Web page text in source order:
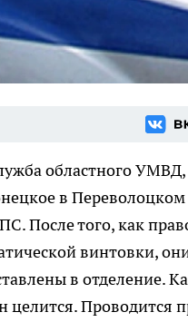
областного
в
После того, как
винтовки,
в отделение.
Проводится